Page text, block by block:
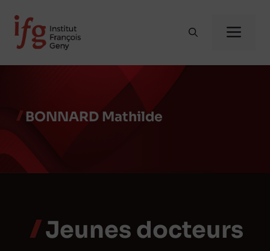
contenu
BONNARD Mathilde
Jeunes docteurs